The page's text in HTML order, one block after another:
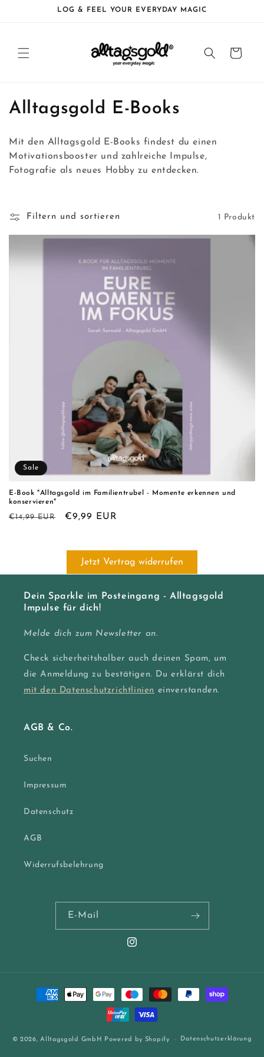
LOG & FEEL YOUR EVERYDAY MAGIC
Warenkorb
K
t
e
o
Alltagsgold E-Books
Mit den Alltagsgold E-Books findest du einen
Motivationsbooster und zahlreiche Impulse,
Fotografie als neues Hobby zu entdecken.
Filtern und sortieren 1 Produkt
Sale
E-Book "Alltagsgold im Familientrubel - Momente erkennen und
konservieren"
Normaler
€14,99 EUR Verkaufspreis
€9,99 EUR
Jetzt Vertrag widerrufen
Dein Sparkle im Posteingang - Alltagsgold
Impulse für dich!
Melde dich zum Newsletter an.
Check sicherheitshalber auch deinen Spam, um
die Anmeldung zu bestätigen. Du erklärst dich
mit den Datenschutzrichtlinien einverstanden.
AGB & Co.
Suchen
Impressum
Datenschutz
AGB
Widerrufsbelehrung
E-Mail
Instagram
Zahlungsmethoden
© 2026,Alltagsgold GmbH Powered by Shopify Datenschutzerklärung